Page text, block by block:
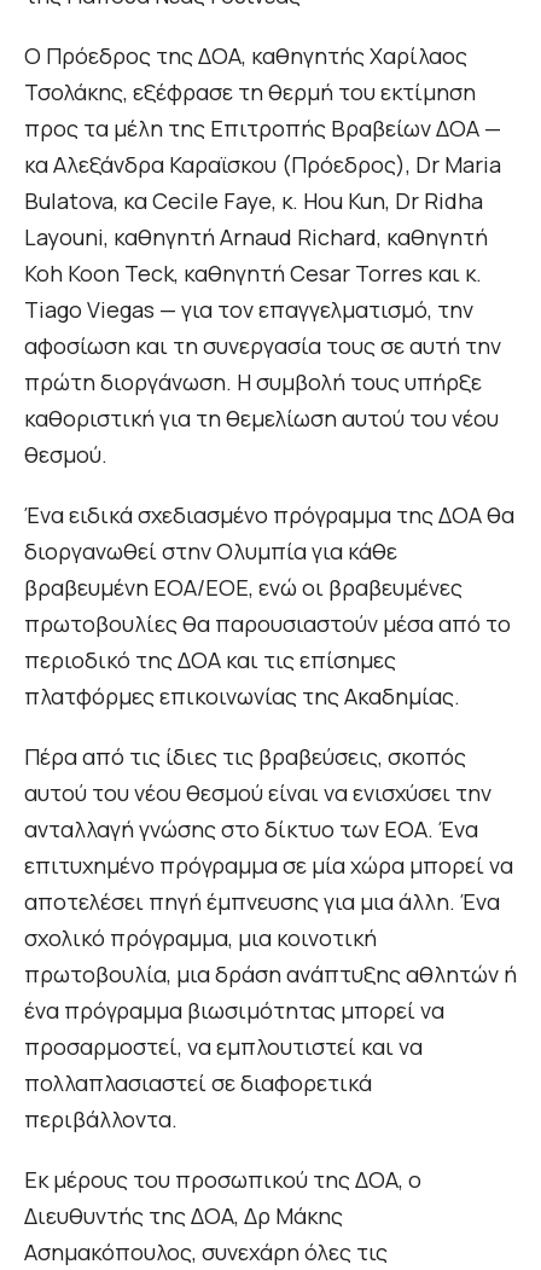
Ο Πρόεδρος της ΔΟΑ, καθηγητής Χαρίλαος
Τσολάκης, εξέφρασε τη θερμή του εκτίμηση
προς τα μέλη της Επιτροπής Βραβείων ΔΟΑ —
κα Αλεξάνδρα Καραϊσκου (Πρόεδρος), Dr Maria
Bulatova, κα Cecile Faye, κ. Hou Kun, Dr Ridha
Layouni, καθηγητή Arnaud Richard, καθηγητή
Koh Koon Teck, καθηγητή Cesar Torres και κ.
Tiago Viegas — για τον επαγγελματισμό, την
αφοσίωση και τη συνεργασία τους σε αυτή την
πρώτη διοργάνωση. Η συμβολή τους υπήρξε
καθοριστική για τη θεμελίωση αυτού του νέου
θεσμού.
Ένα ειδικά σχεδιασμένο πρόγραμμα της ΔΟΑ θα
διοργανωθεί στην Ολυμπία για κάθε
βραβευμένη ΕΟΑ/ΕΟΕ, ενώ οι βραβευμένες
πρωτοβουλίες θα παρουσιαστούν μέσα από το
περιοδικό της ΔΟΑ και τις επίσημες
πλατφόρμες επικοινωνίας της Ακαδημίας.
Πέρα από τις ίδιες τις βραβεύσεις, σκοπός
αυτού του νέου θεσμού είναι να ενισχύσει την
ανταλλαγή γνώσης στο δίκτυο των ΕΟΑ. Ένα
επιτυχημένο πρόγραμμα σε μία χώρα μπορεί να
αποτελέσει πηγή έμπνευσης για μια άλλη. Ένα
σχολικό πρόγραμμα, μια κοινοτική
πρωτοβουλία, μια δράση ανάπτυξης αθλητών ή
ένα πρόγραμμα βιωσιμότητας μπορεί να
προσαρμοστεί, να εμπλουτιστεί και να
πολλαπλασιαστεί σε διαφορετικά
περιβάλλοντα.
Εκ μέρους του προσωπικού της ΔΟΑ, ο
Διευθυντής της ΔΟΑ, Δρ Μάκης
Ασημακόπουλος, συνεχάρη όλες τις